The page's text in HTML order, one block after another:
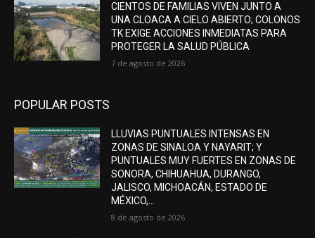
CIENTOS DE FAMILIAS VIVEN JUNTO A
UNA CLOACA A CIELO ABIERTO; COLONOS
TK EXIGE ACCIONES INMEDIATAS PARA
PROTEGER LA SALUD PÚBLICA
7 de agosto de 2026
POPULAR POSTS
LLUVIAS PUNTUALES INTENSAS EN
ZONAS DE SINALOA Y NAYARIT; Y
PUNTUALES MUY FUERTES EN ZONAS DE
SONORA, CHIHUAHUA, DURANGO,
JALISCO, MICHOACÁN, ESTADO DE
MÉXICO,...
8 de agosto de 2026